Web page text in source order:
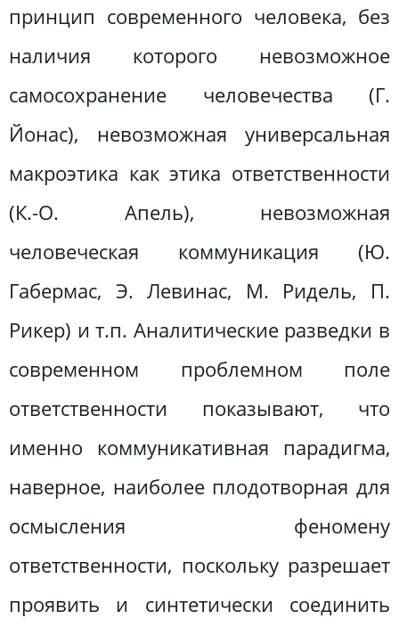
принцип современного человека, без
наличия которого невозможное
самосохранение человечества (Г.
Йонас), невозможная универсальная
макроэтика как этика ответственности
(К.-О. Апель), невозможная
человеческая коммуникация (Ю.
Габермас, Э. Левинас, М. Ридель, П.
Рикер) и т.п. Аналитические разведки в
современном проблемном поле
ответственности показывают, что
именно коммуникативная парадигма,
наверное, наиболее плодотворная для
осмысления феномену
ответственности, поскольку разрешает
проявить и синтетически соединить